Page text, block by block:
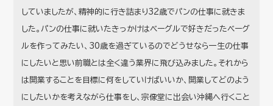
していましたが、精神的に行き詰まり32歳でパンの仕事に就きま
した。パンの仕事に就いたきっかけはベーグルで好きだったベーグ
ルを作ってみたい、30歳を過ぎているのでどうせなら一生の仕事
にしたいと思い前職とは全く違う業界に飛び込みました。それから
は開業することを目標に何をしていけばいいか、開業してどのよう
にしたいかを考えながら仕事をし、宗像堂に出会い沖縄へ行くこと